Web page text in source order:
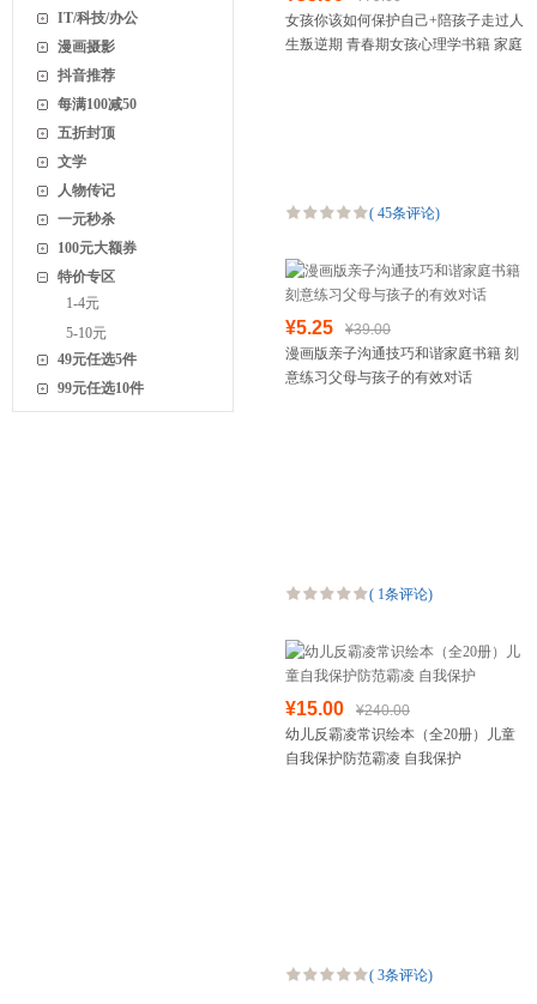
IT/科技/办公
漫画摄影
抖音推荐
每满100减50
五折封顶
文学
人物传记
一元秒杀
100元大额券
特价专区
1-4元
5-10元
49元任选5件
99元任选10件
女孩你该如何保护自己+陪孩子走过人
生叛逆期 青春期女孩心理学书籍 家庭
( 45条评论)
¥5.25
¥39.00
漫画版亲子沟通技巧和谐家庭书籍 刻
意练习父母与孩子的有效对话
( 1条评论)
¥15.00
¥240.00
幼儿反霸凌常识绘本（全20册）儿童
自我保护防范霸凌 自我保护
( 3条评论)